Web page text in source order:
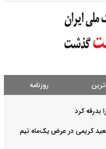
روزنامه
بدرقه کرد
کریمی در عرض یک‌ماه تیم